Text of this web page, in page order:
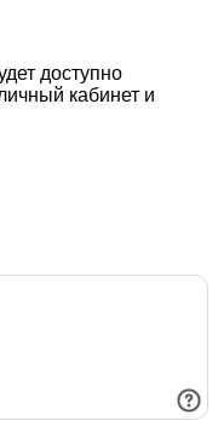
доступно
кабинет и